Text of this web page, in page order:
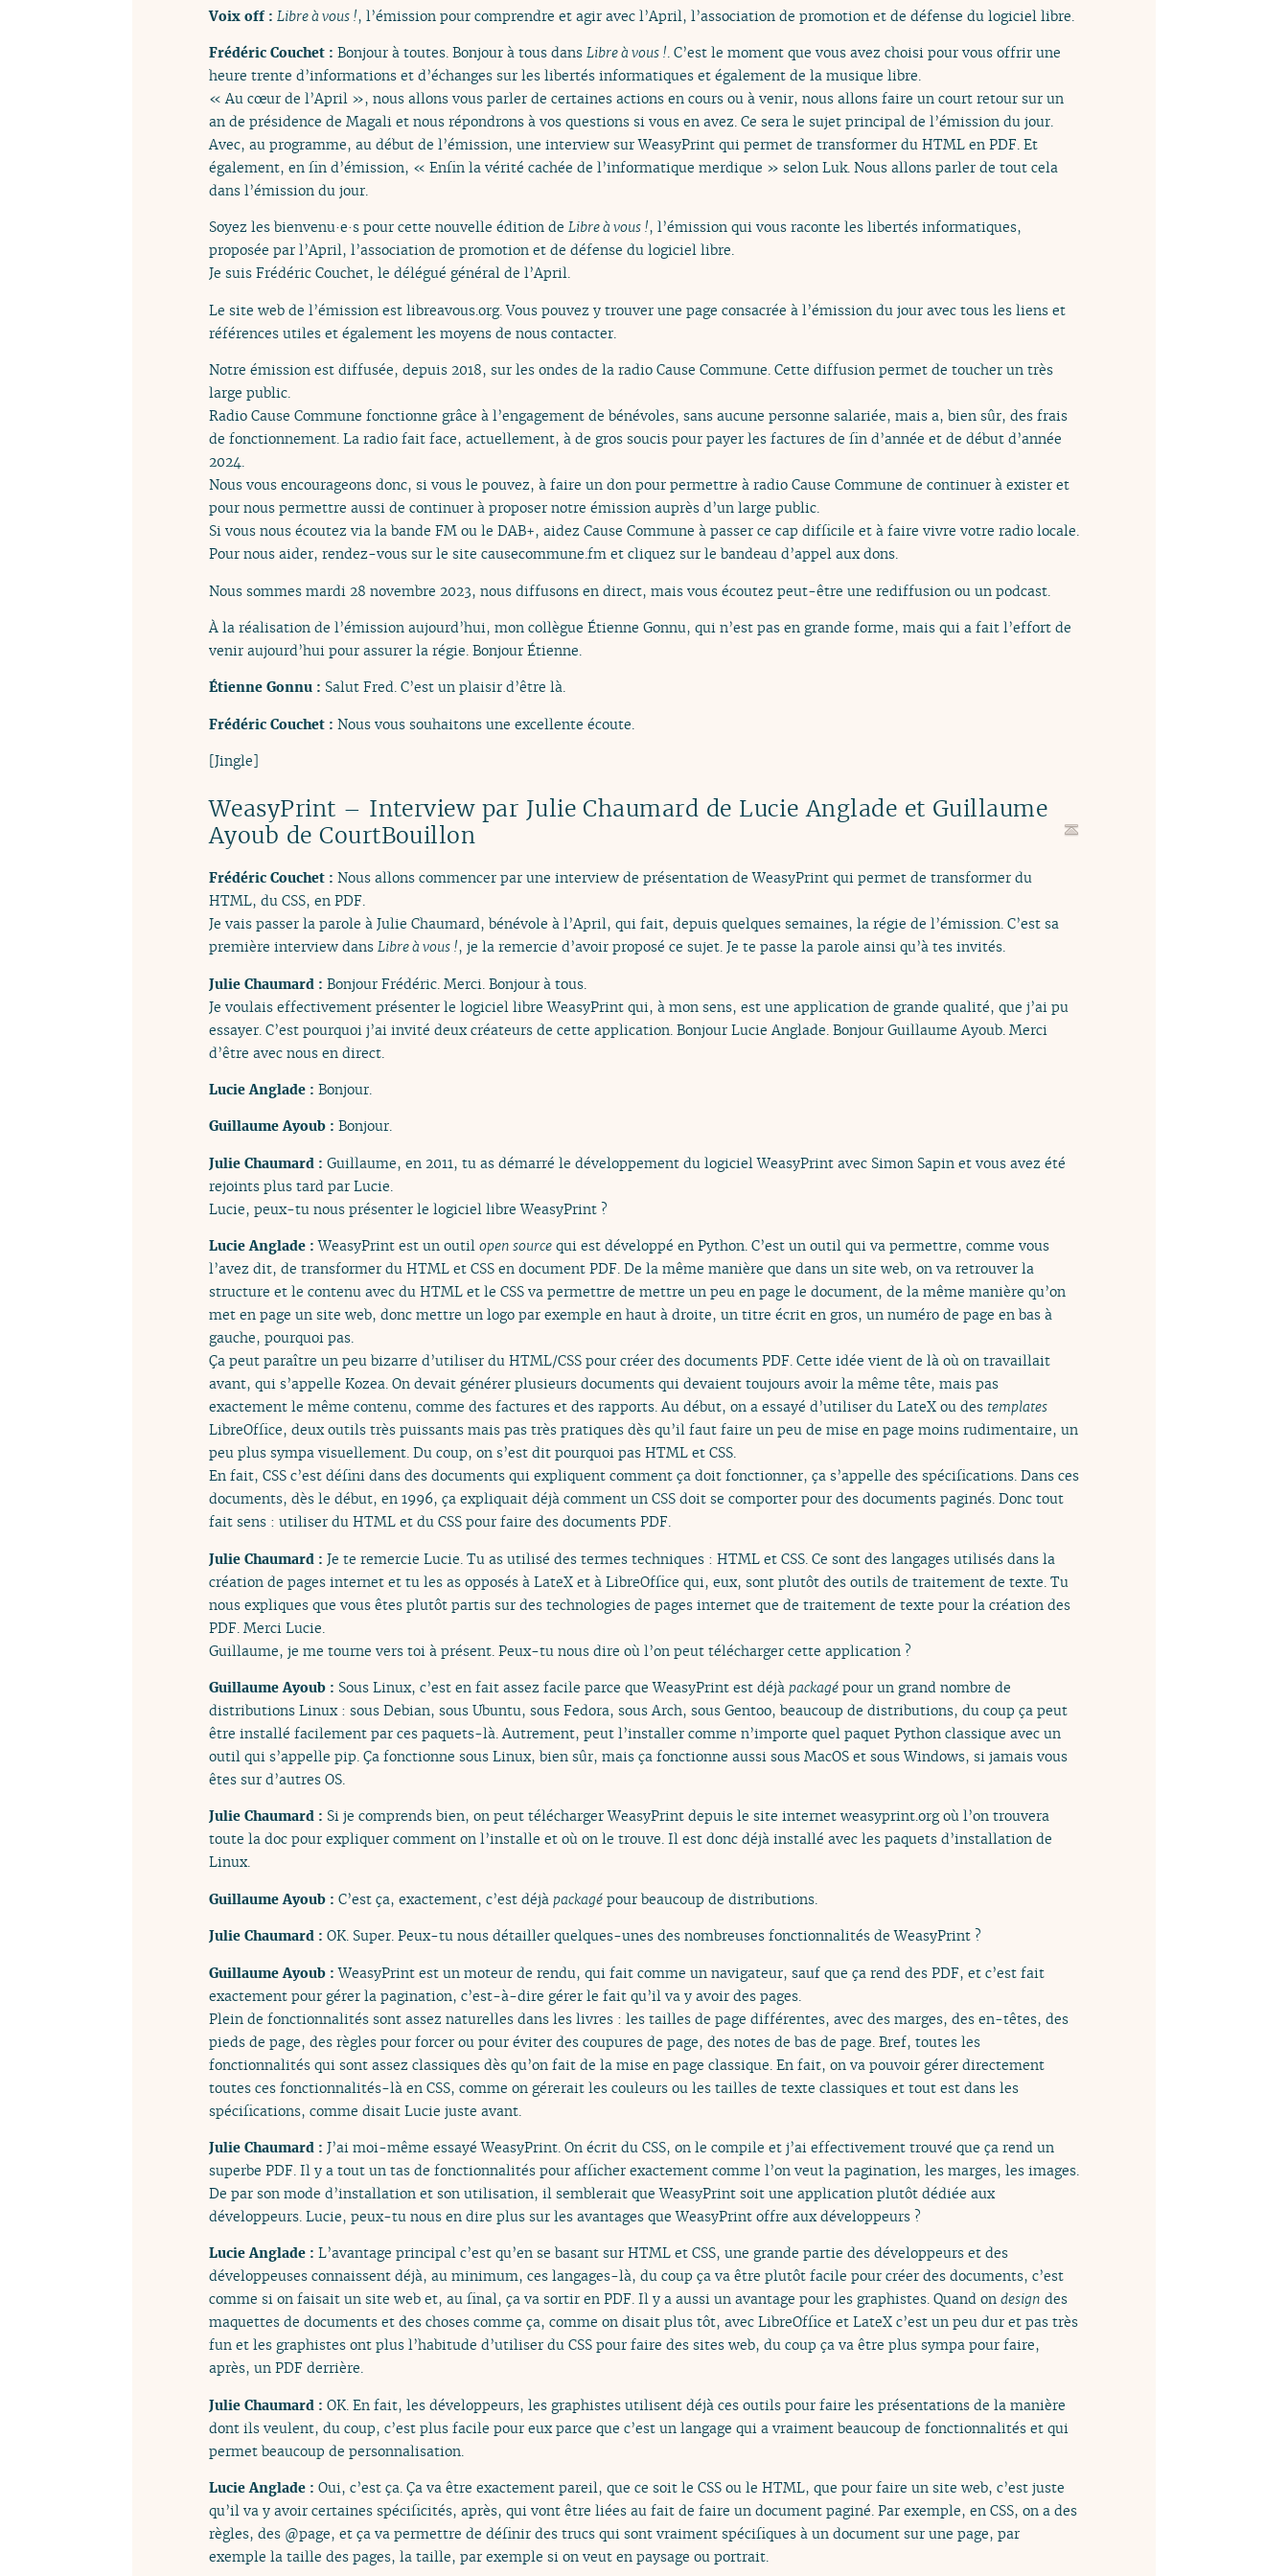
Voix off : Libre à vous !, l’émission pour comprendre et agir avec l’April, l’association de promotion et de défense du logiciel libre.
Frédéric Couchet : Bonjour à toutes. Bonjour à tous dans Libre à vous !. C’est le moment que vous avez choisi pour vous offrir une
heure trente d’informations et d’échanges sur les libertés informatiques et également de la musique libre.
« Au cœur de l’April », nous allons vous parler de certaines actions en cours ou à venir, nous allons faire un court retour sur un
an de présidence de Magali et nous répondrons à vos questions si vous en avez. Ce sera le sujet principal de l’émission du jour.
Avec, au programme, au début de l’émission, une interview sur WeasyPrint qui permet de transformer du HTML en PDF. Et
également, en fin d’émission, « Enfin la vérité cachée de l’informatique merdique » selon Luk. Nous allons parler de tout cela
dans l’émission du jour.
Soyez les bienvenu·e·s pour cette nouvelle édition de Libre à vous !, l’émission qui vous raconte les libertés informatiques,
proposée par l’April, l’association de promotion et de défense du logiciel libre.
Je suis Frédéric Couchet, le délégué général de l’April.
Le site web de l’émission est libreavous.org. Vous pouvez y trouver une page consacrée à l’émission du jour avec tous les liens et
références utiles et également les moyens de nous contacter.
Notre émission est diffusée, depuis 2018, sur les ondes de la radio Cause Commune. Cette diffusion permet de toucher un très
large public.
Radio Cause Commune fonctionne grâce à l’engagement de bénévoles, sans aucune personne salariée, mais a, bien sûr, des frais
de fonctionnement. La radio fait face, actuellement, à de gros soucis pour payer les factures de fin d’année et de début d’année
2024.
Nous vous encourageons donc, si vous le pouvez, à faire un don pour permettre à radio Cause Commune de continuer à exister et
pour nous permettre aussi de continuer à proposer notre émission auprès d’un large public.
Si vous nous écoutez via la bande FM ou le DAB+, aidez Cause Commune à passer ce cap difficile et à faire vivre votre radio locale.
Pour nous aider, rendez-vous sur le site causecommune.fm et cliquez sur le bandeau d’appel aux dons.
Nous sommes mardi 28 novembre 2023, nous diffusons en direct, mais vous écoutez peut-être une rediffusion ou un podcast.
À la réalisation de l’émission aujourd’hui, mon collègue Étienne Gonnu, qui n’est pas en grande forme, mais qui a fait l’effort de
venir aujourd’hui pour assurer la régie. Bonjour Étienne.
Étienne Gonnu : Salut Fred. C’est un plaisir d’être là.
Frédéric Couchet : Nous vous souhaitons une excellente écoute.
[Jingle]
WeasyPrint – Interview par Julie Chaumard de Lucie Anglade et Guillaume
Ayoub de CourtBouillon
Frédéric Couchet : Nous allons commencer par une interview de présentation de WeasyPrint qui permet de transformer du
HTML, du CSS, en PDF.
Je vais passer la parole à Julie Chaumard, bénévole à l’April, qui fait, depuis quelques semaines, la régie de l’émission. C’est sa
première interview dans Libre à vous !, je la remercie d’avoir proposé ce sujet. Je te passe la parole ainsi qu’à tes invités.
Julie Chaumard : Bonjour Frédéric. Merci. Bonjour à tous.
Je voulais effectivement présenter le logiciel libre WeasyPrint qui, à mon sens, est une application de grande qualité, que j’ai pu
essayer. C’est pourquoi j’ai invité deux créateurs de cette application. Bonjour Lucie Anglade. Bonjour Guillaume Ayoub. Merci
d’être avec nous en direct.
Lucie Anglade : Bonjour.
Guillaume Ayoub : Bonjour.
Julie Chaumard : Guillaume, en 2011, tu as démarré le développement du logiciel WeasyPrint avec Simon Sapin et vous avez été
rejoints plus tard par Lucie.
Lucie, peux-tu nous présenter le logiciel libre WeasyPrint ?
Lucie Anglade :WeasyPrint est un outil open source qui est développé en Python. C’est un outil qui va permettre, comme vous
l’avez dit, de transformer du HTML et CSS en document PDF. De la même manière que dans un site web, on va retrouver la
structure et le contenu avec du HTML et le CSS va permettre de mettre un peu en page le document, de la même manière qu’on
met en page un site web, donc mettre un logo par exemple en haut à droite, un titre écrit en gros, un numéro de page en bas à
gauche, pourquoi pas.
Ça peut paraître un peu bizarre d’utiliser du HTML/CSS pour créer des documents PDF. Cette idée vient de là où on travaillait
avant, qui s’appelle Kozea. On devait générer plusieurs documents qui devaient toujours avoir la même tête, mais pas
exactement le même contenu, comme des factures et des rapports. Au début, on a essayé d’utiliser du LateX ou des templates
LibreOffice, deux outils très puissants mais pas très pratiques dès qu’il faut faire un peu de mise en page moins rudimentaire, un
peu plus sympa visuellement. Du coup, on s’est dit pourquoi pas HTML et CSS.
En fait, CSS c’est défini dans des documents qui expliquent comment ça doit fonctionner, ça s’appelle des spécifications. Dans ces
documents, dès le début, en 1996, ça expliquait déjà comment un CSS doit se comporter pour des documents paginés. Donc tout
fait sens : utiliser du HTML et du CSS pour faire des documents PDF.
Julie Chaumard : Je te remercie Lucie. Tu as utilisé des termes techniques : HTML et CSS. Ce sont des langages utilisés dans la
création de pages internet et tu les as opposés à LateX et à LibreOffice qui, eux, sont plutôt des outils de traitement de texte. Tu
nous expliques que vous êtes plutôt partis sur des technologies de pages internet que de traitement de texte pour la création des
PDF. Merci Lucie.
Guillaume, je me tourne vers toi à présent. Peux-tu nous dire où l’on peut télécharger cette application ?
Guillaume Ayoub : Sous Linux, c’est en fait assez facile parce que WeasyPrint est déjà packagé pour un grand nombre de
distributions Linux : sous Debian, sous Ubuntu, sous Fedora, sous Arch, sous Gentoo, beaucoup de distributions, du coup ça peut
être installé facilement par ces paquets-là. Autrement, peut l’installer comme n’importe quel paquet Python classique avec un
outil qui s’appelle pip. Ça fonctionne sous Linux, bien sûr, mais ça fonctionne aussi sous MacOS et sous Windows, si jamais vous
êtes sur d’autres OS.
Julie Chaumard : Si je comprends bien, on peut télécharger WeasyPrint depuis le site internet weasyprint.org où l’on trouvera
toute la doc pour expliquer comment on l’installe et où on le trouve. Il est donc déjà installé avec les paquets d’installation de
Linux.
Guillaume Ayoub : C’est ça, exactement, c’est déjà packagé pour beaucoup de distributions.
Julie Chaumard : OK. Super. Peux-tu nous détailler quelques-unes des nombreuses fonctionnalités de WeasyPrint ?
Guillaume Ayoub :WeasyPrint est un moteur de rendu, qui fait comme un navigateur, sauf que ça rend des PDF, et c’est fait
exactement pour gérer la pagination, c’est-à-dire gérer le fait qu’il va y avoir des pages.
Plein de fonctionnalités sont assez naturelles dans les livres : les tailles de page différentes, avec des marges, des en-têtes, des
pieds de page, des règles pour forcer ou pour éviter des coupures de page, des notes de bas de page. Bref, toutes les
fonctionnalités qui sont assez classiques dès qu’on fait de la mise en page classique. En fait, on va pouvoir gérer directement
toutes ces fonctionnalités-là en CSS, comme on gérerait les couleurs ou les tailles de texte classiques et tout est dans les
spécifications, comme disait Lucie juste avant.
Julie Chaumard : J’ai moi-même essayé WeasyPrint. On écrit du CSS, on le compile et j’ai effectivement trouvé que ça rend un
superbe PDF. Il y a tout un tas de fonctionnalités pour afficher exactement comme l’on veut la pagination, les marges, les images.
De par son mode d’installation et son utilisation, il semblerait que WeasyPrint soit une application plutôt dédiée aux
développeurs. Lucie, peux-tu nous en dire plus sur les avantages que WeasyPrint offre aux développeurs ?
Lucie Anglade : L’avantage principal c’est qu’en se basant sur HTML et CSS, une grande partie des développeurs et des
développeuses connaissent déjà, au minimum, ces langages-là, du coup ça va être plutôt facile pour créer des documents, c’est
comme si on faisait un site web et, au final, ça va sortir en PDF. Il y a aussi un avantage pour les graphistes. Quand on design des
maquettes de documents et des choses comme ça, comme on disait plus tôt, avec LibreOffice et LateX c’est un peu dur et pas très
fun et les graphistes ont plus l’habitude d’utiliser du CSS pour faire des sites web, du coup ça va être plus sympa pour faire,
après, un PDF derrière.
Julie Chaumard : OK. En fait, les développeurs, les graphistes utilisent déjà ces outils pour faire les présentations de la manière
dont ils veulent, du coup, c’est plus facile pour eux parce que c’est un langage qui a vraiment beaucoup de fonctionnalités et qui
permet beaucoup de personnalisation.
Lucie Anglade : Oui, c’est ça. Ça va être exactement pareil, que ce soit le CSS ou le HTML, que pour faire un site web, c’est juste
qu’il va y avoir certaines spécificités, après, qui vont être liées au fait de faire un document paginé. Par exemple, en CSS, on a des
règles, des @page, et ça va permettre de définir des trucs qui sont vraiment spécifiques à un document sur une page, par
exemple la taille des pages, la taille, par exemple si on veut en paysage ou portrait.